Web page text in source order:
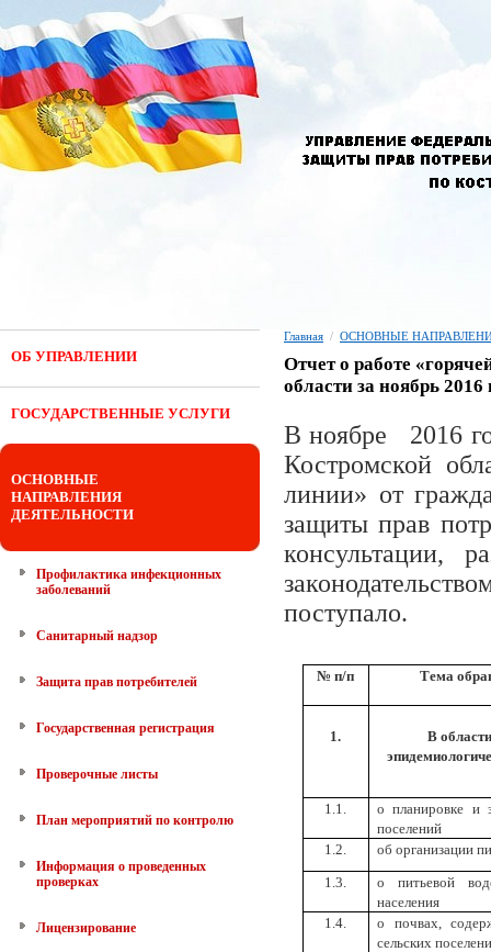
ОБ УПРАВЛЕНИИ
ГОСУДАРСТВЕННЫЕ УСЛУГИ
ОСНОВНЫЕ
НАПРАВЛЕНИЯ
ДЕЯТЕЛЬНОСТИ
Профилактика инфекционных
заболеваний
Санитарный надзор
Защита прав потребителей
Государственная регистрация
Проверочные листы
План мероприятий по контролю
Информация о проведенных
проверках
Лицензирование
Главная / ОСНОВНЫЕ
Отчет о работе
области за ноябрь 2016
В ноябре 2016
Костромской
линии» от
защиты прав
консультации,
поступало.
№ п/п Тема
1.
В
1.1.
о планировке и
поселений
1.2.
об организации
1.3.
о питьевой
населения
1.4.
о почвах,
сельских